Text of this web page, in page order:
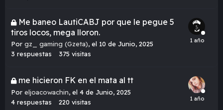
Me baneo LautiCABJ por que le pegue 5
tiros locos, mega lloron.
Por gz_ gaming (Gzeta), el 10 de Junio, 2025
3 respuestas 375 visitas
me hicieron FK en el mata al tt
Por eljoacowachin, el 4 de Junio, 2025
4 respuestas 220 visitas